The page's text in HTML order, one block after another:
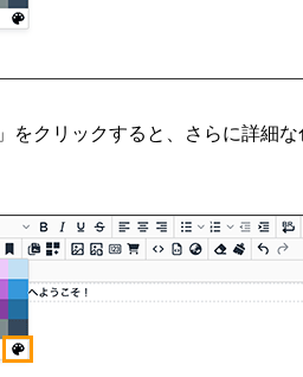
をクリックすると、さらに詳細